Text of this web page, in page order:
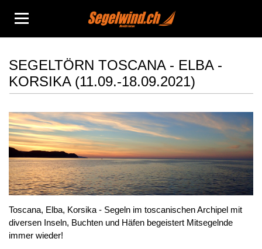
SEGELTÖRN TOSCANA - ELBA -
KORSIKA (11.09.-18.09.2021)
Toscana, Elba, Korsika - Segeln im toscanischen Archipel mit
diversen Inseln, Buchten und Häfen begeistert Mitsegelnde
immer wieder!
Mitsegeln
Yachtcharter
Hausboot
Reiseberichte
Info
Kontakt